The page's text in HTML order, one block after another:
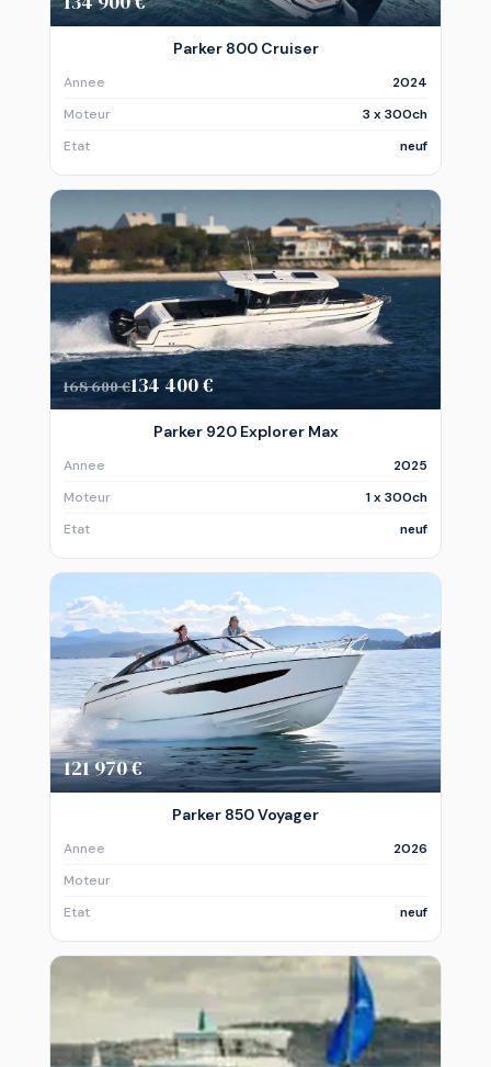
Parker 800 Cruiser
Annee
2024
Moteur
3 x 300ch
Etat
neuf
168 600 €134 400 €
Parker 920 Explorer Max
Annee
2025
Moteur
1 x 300ch
Etat
neuf
121 970 €
Parker 850 Voyager
Annee
2026
Moteur
Etat
neuf